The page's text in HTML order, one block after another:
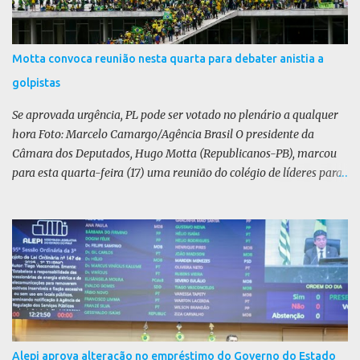
Motta convoca reunião nesta quarta para debater anistia a
golpistas
Se aprovada urgência, PL pode ser votado no plenário a qualquer
hora Foto: Marcelo Camargo/Agência Brasil O presidente da
Câmara dos Deputados, Hugo Motta (Republicanos-PB), marcou
para esta quarta-feira (17) uma reunião do colégio de líderes para
disse, em uma rede social, que a reunião vai “deliberar sobre a
urgência dos projetos que tratam do acontecido em 8 de janeiro de
2023”. Se aprovada urgência, o PL poderia ser votado no Plenário a
qualquer momento. Não foi divulgado relator ou texto da matéria.
A pauta da anistia voltou a ganhar força com o julgamento e
condenação do ex-presidente Jair Bolsonaro por tentativa de golpe
de Estado, entre outros crimes. A oposição liderada pelo Partido
Alepi aprova alteração no empréstimo do Governo do Estado